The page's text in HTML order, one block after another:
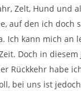
Zelt, Hund und
auf den ich doch
Ich kann mich an
Doch in
Rückkehr habe
bei uns ist